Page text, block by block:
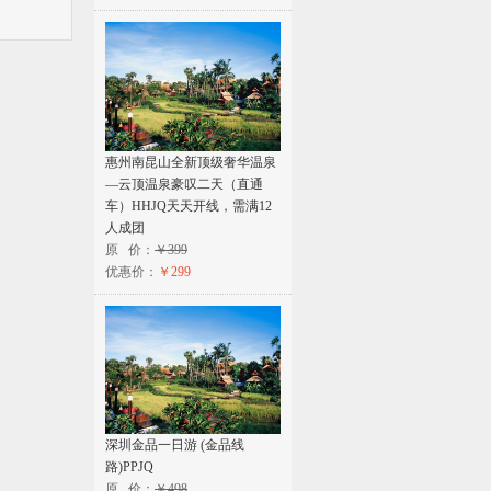
惠州南昆山全新顶级奢华温泉
—云顶温泉豪叹二天（直通
车）HHJQ天天开线，需满12
人成团
原 价： ￥399
优惠价： ￥299
深圳金品一日游 (金品线
路)PPJQ